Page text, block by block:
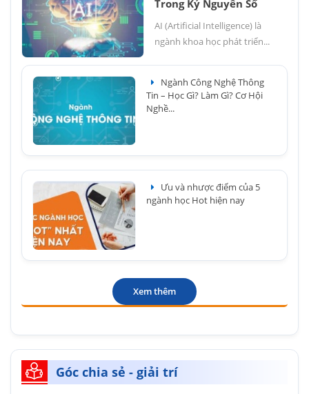
Trong Kỷ Nguyên Số
AI (Artificial Intelligence) là
ngành khoa học phát triển...
Ngành Công Nghệ Thông
Tin – Học Gì? Làm Gì? Cơ Hội
Nghề...
Ưu và nhược điểm của 5
ngành học Hot hiện nay
Xem thêm
Góc chia sẻ - giải trí